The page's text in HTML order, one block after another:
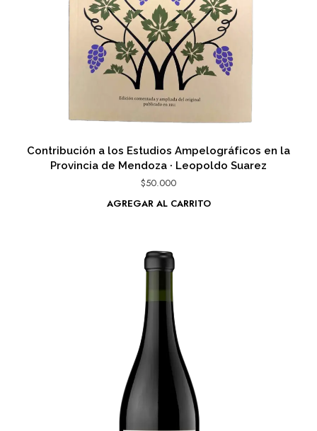
Contribución a los Estudios Ampelográficos en la
Provincia de Mendoza · Leopoldo Suarez
$50.000
AGREGAR AL CARRITO